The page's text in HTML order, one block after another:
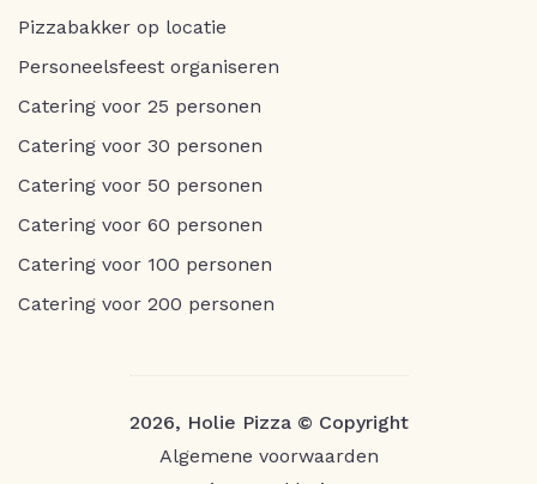
Pizzabakker op locatie
Personeelsfeest organiseren
Catering voor 25 personen
Catering voor 30 personen
Catering voor 50 personen
Catering voor 60 personen
Catering voor 100 personen
Catering voor 200 personen
2026, Holie Pizza © Copyright
Algemene voorwaarden